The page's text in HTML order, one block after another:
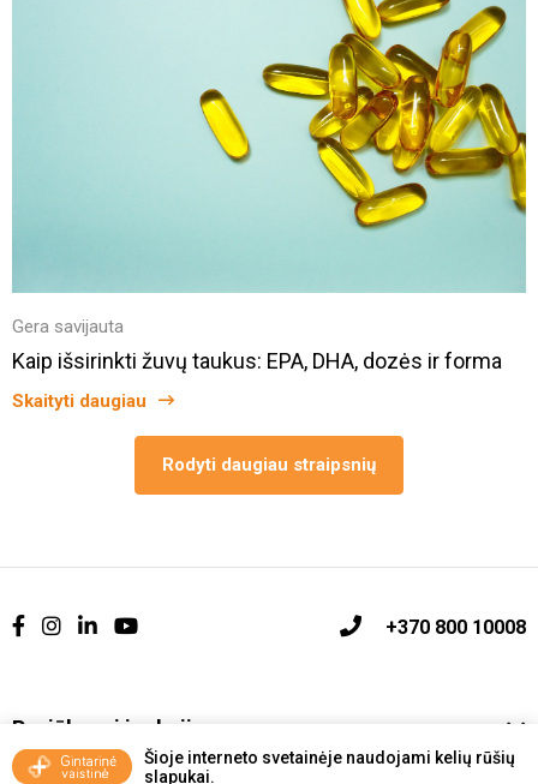
Šioje interneto svetainėje naudojami kelių rūšių
slapukai.
Gera savijauta
Kaip išsirinkti žuvų taukus: EPA, DHA, dozės ir forma
Skaityti daugiau
Rodyti daugiau straipsnių
+370 800 10008
Pasiūlymai ir akcijos